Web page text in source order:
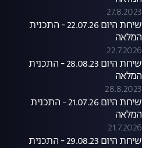
27.8.2023
שיחת היום 22.07.26 - התכנית
המלאה
22.7.2026
שיחת היום 28.08.23 - התכנית
המלאה
28.8.2023
שיחת היום 21.07.26 - התכנית
המלאה
21.7.2026
שיחת היום 29.08.23 - התכנית